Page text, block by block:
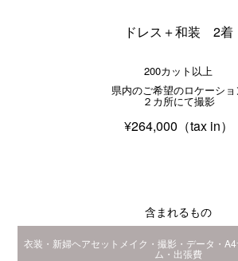
ドレス＋和装 2着
200カット以上
県内のご希望のロケーショ
２カ所にて撮影
¥264,000（tax in）
含まれるもの
衣装・新婦ヘアセットメイク・撮影・データ・
ム・出張費